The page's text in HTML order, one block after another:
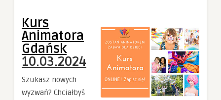
Kurs
Animatora
Gdańsk
10.03.2024
Szukasz nowych
wyzwań? Chciałbyś